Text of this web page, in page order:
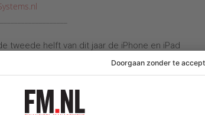
tweede helft van dit jaar de iPhone en iPad
op de iPhone verliezen.
apparaat voor het doen van online aankopen.
tablets. Dit lag in de lijn der verwachting: in het